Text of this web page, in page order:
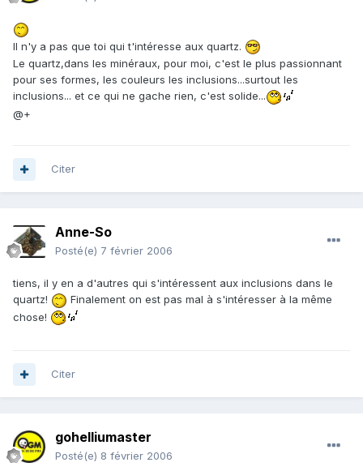
Il n'y a pas que toi qui t'intéresse aux quartz.
Le quartz,dans les minéraux, pour moi, c'est le plus passionnant
pour ses formes, les couleurs les inclusions...surtout les
inclusions... et ce qui ne gache rien, c'est solide...
@+
Citer
Anne-So
Posté(e) 7 février 2006
tiens, il y en a d'autres qui s'intéressent aux inclusions dans le
quartz!
Finalement on est pas mal à s'intéresser à la même
chose!
Citer
gohelliumaster
Posté(e) 8 février 2006